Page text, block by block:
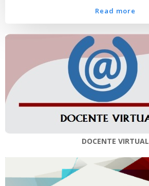
Read more
DOCENTE VIRTUAL